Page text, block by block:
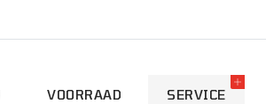
VOORRAAD SERVICE